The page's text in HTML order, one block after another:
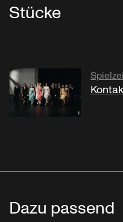
Stücke
Dazu passend